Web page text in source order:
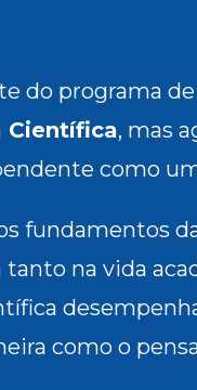
do programa
Científica, mas
como
fundamentos
na vida
como o